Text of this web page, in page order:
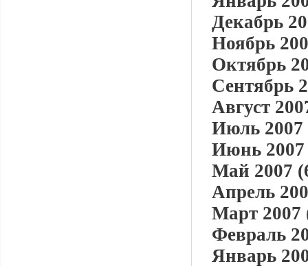
Декабрь
Ноябрь
Октябрь
Сентябрь
Август
Июль 2007
Июнь 2007
Май 2007
Апрель
Март 2007
Февраль
Январь